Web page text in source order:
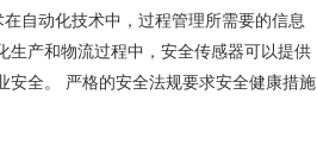
自动化技术中，过程管理所需要的信息
生产和物流过程中，安全传感器可以提供
安全。 严格的安全法规要求安全健康措施